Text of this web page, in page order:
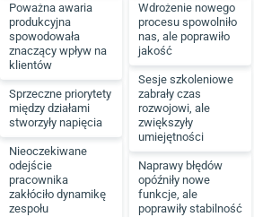
Poważna awaria
produkcyjna
spowodowała
znaczący wpływ na
klientów
Sprzeczne priorytety
między działami
stworzyły napięcia
Nieoczekiwane
odejście
pracownika
zakłóciło dynamikę
zespołu
Wdrożenie nowego
procesu spowolniło
nas, ale poprawiło
jakość
Sesje szkoleniowe
zabrały czas
rozwojowi, ale
zwiększyły
umiejętności
Naprawy błędów
opóźniły nowe
funkcje, ale
poprawiły stabilność